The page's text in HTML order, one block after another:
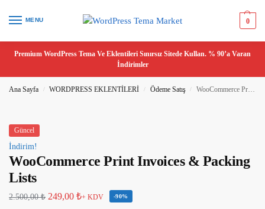
MENU 0
Premium WordPress Tema Ve Eklentileri Sınırsız Sitede Kullan. % 90’a Varan
İndirimler
Ana Sayfa / WORDPRESS EKLENTİLERİ / Ödeme Satış / WooCommerce Print Invoices & Packing Lists
Güncel
İndirim!
WooCommerce Print Invoices & Packing
Lists
2.500,00₺ 249,00 ₺+ KDV -90%